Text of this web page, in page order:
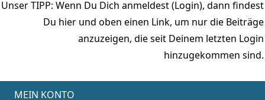
Unser TIPP: Wenn Du Dich anmeldest (Login), dann findest
Du hier und oben einen Link, um nur die Beiträge
anzuzeigen, die seit Deinem letzten Login
hinzugekommen sind.
MEIN KONTO